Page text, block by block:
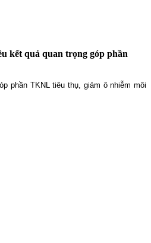
kết quả quan trọng góp phần
phần TKNL tiêu thụ, giảm ô nhiễm môi